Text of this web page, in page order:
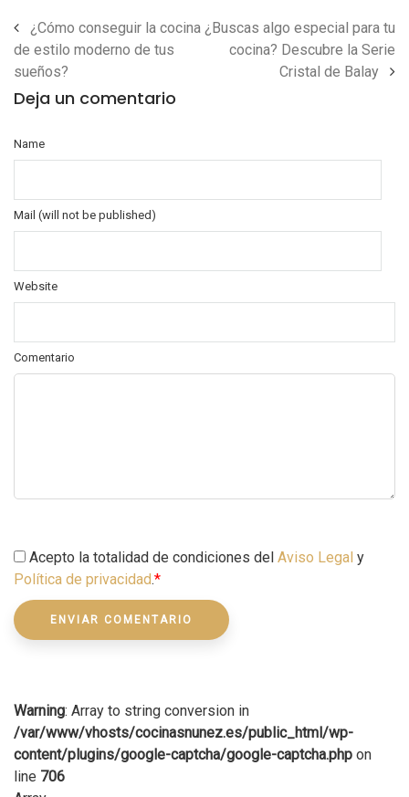
¿Cómo conseguir la cocina
de estilo moderno de tus
sueños?
¿Buscas algo especial para tu
cocina? Descubre la Serie
Cristal de Balay
Deja un comentario
Name
Mail (will not be published)
Website
Comentario
Acepto la totalidad de condiciones del Aviso Legal y
Política de privacidad.*
Warning: Array to string conversion in
/var/www/vhosts/cocinasnunez.es/public_html/wp-
content/plugins/google-captcha/google-captcha.php on
line 706